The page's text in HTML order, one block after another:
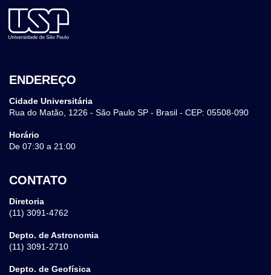
ENDEREÇO
Cidade Universitária
Rua do Matão, 1226 - São Paulo SP - Brasil - CEP: 05508-090
Horário
De 07:30 a 21:00
CONTATO
Diretoria
(11) 3091-4762
Depto. de Astronomia
(11) 3091-2710
Depto. de Geofísica